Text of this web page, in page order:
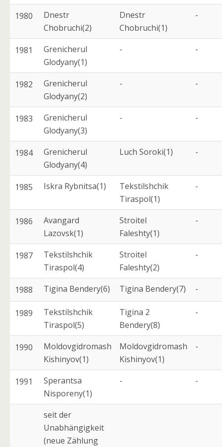
1980
Dnestr
Chobruchi(2)
Dnestr
Chobruchi(1)
-
1981
Grenicherul
Glodyany(1)
- -
1982
Grenicherul
Glodyany(2)
- -
1983
Grenicherul
Glodyany(3)
- -
1984
Grenicherul
Glodyany(4)
Luch Soroki(1) -
1985 Iskra Rybnitsa(1)
Tekstilshchik
Tiraspol(1)
-
1986
Avangard
Lazovsk(1)
Stroitel
Faleshty(1)
-
1987
Tekstilshchik
Tiraspol(4)
Stroitel
Faleshty(2)
-
1988 Tigina Bendery(6) Tigina Bendery(7) -
1989
Tekstilshchik
Tiraspol(5)
Tigina 2
Bendery(8)
-
1990
Moldovgidromash
Kishinyov(1)
Moldovgidromash
Kishinyov(1)
-
1991
Sperantsa
Nisporeny(1)
- -
seit der
Unabhängigkeit
(neue Zählung